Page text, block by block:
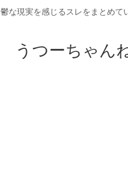
鬱な現実を感じるスレをまとめて
うつーちゃん